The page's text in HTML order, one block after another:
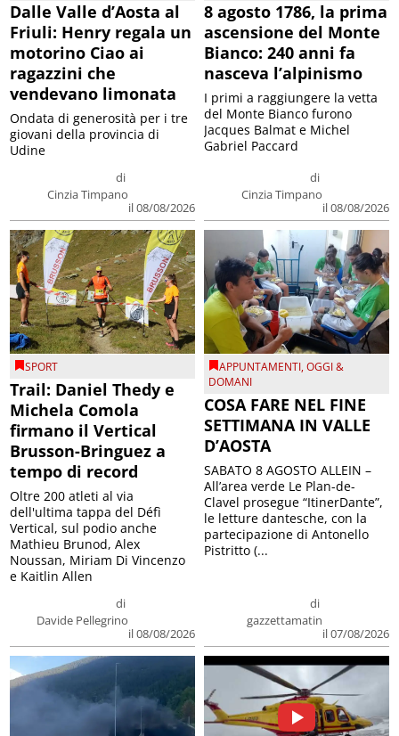
Dalle Valle d’Aosta al
Friuli: Henry regala un
motorino Ciao ai
ragazzini che
vendevano limonata
di
Cinzia Timpano
il 08/08/2026
Ondata di generosità per i tre
giovani della provincia di
Udine
8 agosto 1786, la prima
ascensione del Monte
Bianco: 240 anni fa
nasceva l’alpinismo
di
Cinzia Timpano
il 08/08/2026
I primi a raggiungere la vetta
del Monte Bianco furono
Jacques Balmat e Michel
Gabriel Paccard
SPORT
Trail: Daniel Thedy e
Michela Comola
firmano il Vertical
Brusson-Bringuez a
tempo di record
di
Davide Pellegrino
il 08/08/2026
Oltre 200 atleti al via
dell'ultima tappa del Défì
Vertical, sul podio anche
Mathieu Brunod, Alex
Noussan, Miriam Di Vincenzo
e Kaitlin Allen
APPUNTAMENTI,OGGI &
DOMANI
COSA FARE NEL FINE
SETTIMANA IN VALLE
D’AOSTA
di
gazzettamatin
il 07/08/2026
SABATO 8 AGOSTO ALLEIN –
All’area verde Le Plan-de-
Clavel prosegue “ItinerDante”,
le letture dantesche, con la
partecipazione di Antonello
Pistritto (...